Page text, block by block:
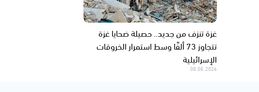
غزة تنزف من جديد.. حصيلة ضحايا غزة
تتجاوز 73 ألفًا وسط استمرار الخروقات
الإسرائيلية
08.08.2026